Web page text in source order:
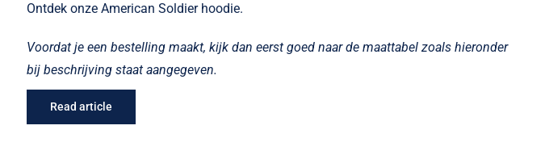
Ontdek onze American Soldier hoodie.
Voordat je een bestelling maakt, kijk dan eerst goed naar de maattabel zoals hieronder
bij beschrijving staat aangegeven.
Read article